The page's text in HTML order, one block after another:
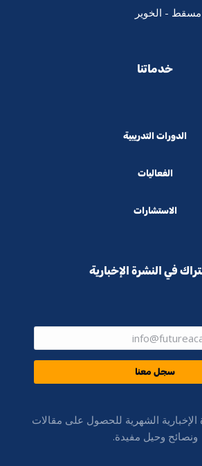
- الخوير
خدماتنا
الدورات التدريبية
الفعاليات
الاستشارات
في النشرة الإخبارية
سجل معنا
الشهرية للحصول على مقالات
ونصائح وحيل مفيدة.